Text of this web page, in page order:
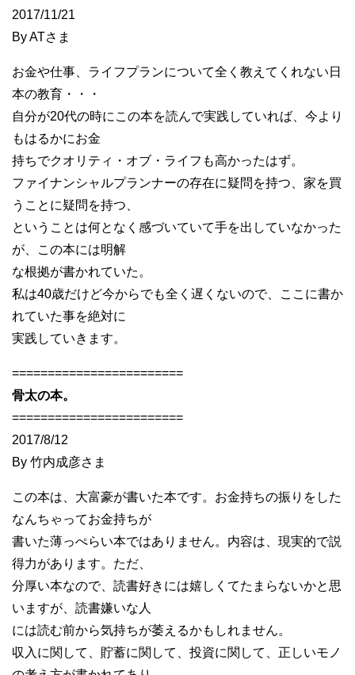
2017/11/21
By ATさま
お金や仕事、ライフプランについて全く教えてくれない日
本の教育・・・
自分が20代の時にこの本を読んで実践していれば、今より
もはるかにお金
持ちでクオリティ・オブ・ライフも高かったはず。
ファイナンシャルプランナーの存在に疑問を持つ、家を買
うことに疑問を持つ、
ということは何となく感づいていて手を出していなかった
が、この本には明解
な根拠が書かれていた。
私は40歳だけど今からでも全く遅くないので、ここに書か
れていた事を絶対に
実践していきます。
========================
骨太の本。
========================
2017/8/12
By 竹内成彦さま
この本は、大富豪が書いた本です。お金持ちの振りをした
なんちゃってお金持ちが
書いた薄っぺらい本ではありません。内容は、現実的で説
得力があります。ただ、
分厚い本なので、読書好きには嬉しくてたまらないかと思
いますが、読書嫌いな人
には読む前から気持ちが萎えるかもしれません。
収入に関して、貯蓄に関して、投資に関して、正しいモノ